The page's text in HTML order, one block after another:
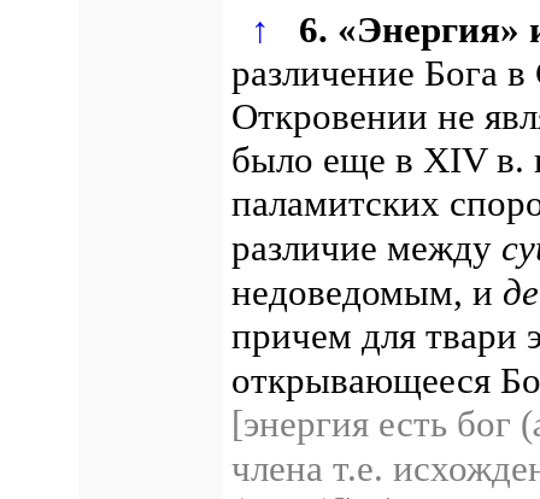
↑ 6. «Энергия»
различение Бога
Откровении не
было еще в XIV в.
паламитских
различие между
недоведомым, и
причем для твари
открывающееся
[энергия есть бог (
члена т.е.